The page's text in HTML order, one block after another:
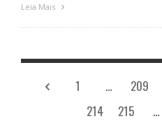
Leia Mais
1 … 209
214
215 …